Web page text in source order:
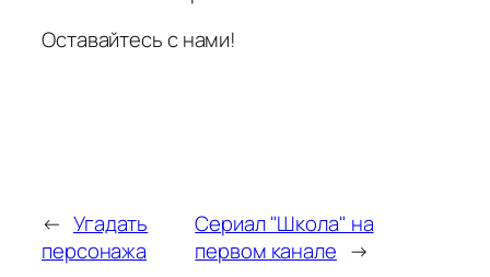
Оставайтесь с нами!
← Угадать
персонажа
Сериал "Школа" на
первом канале →